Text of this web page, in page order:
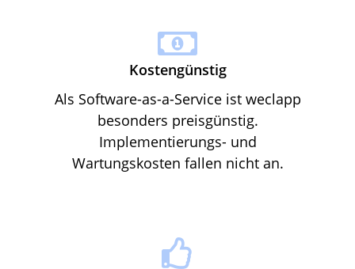
Kostengünstig
Als Software-as-a-Service ist weclapp
besonders preisgünstig.
Implementierungs- und
Wartungskosten fallen nicht an.